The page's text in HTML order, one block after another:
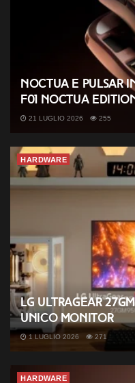
Noctua e Pulsar
F01 Noctua
21 LUGLIO 2026 255
HARDWARE
LG UltraGear
unico monitor
1 LUGLIO 2026 271
HARDWARE